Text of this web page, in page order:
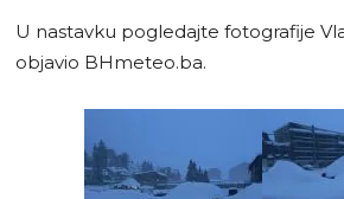
U nastavku pogledajte fotografije
objavio BHmeteo.ba.